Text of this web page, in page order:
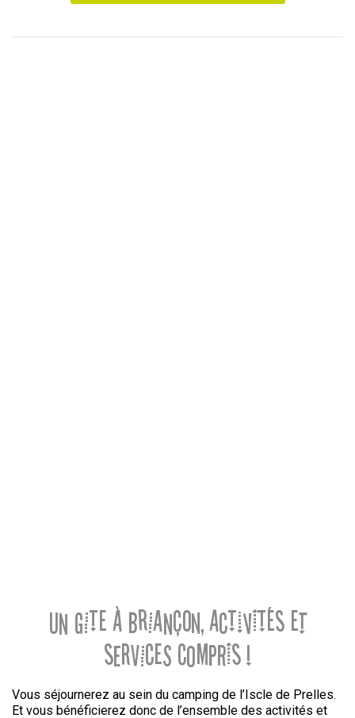
Un gite à Briançon, activités et
services compris !
Vous séjournerez au sein du camping de l’Iscle de Prelles.
Et vous bénéficierez donc de l’ensemble des activités et